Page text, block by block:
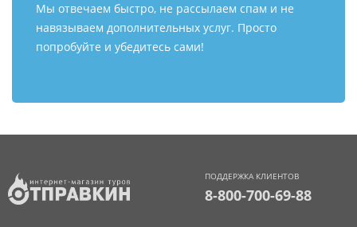
Мы отвечаем быстро, не рассылаем спам и не
навязываем дополнительных услуг. Просто
попробуйте и убедитесь сами!
ПОДДЕРЖКА КЛИЕНТОВ
8-800-700-69-88